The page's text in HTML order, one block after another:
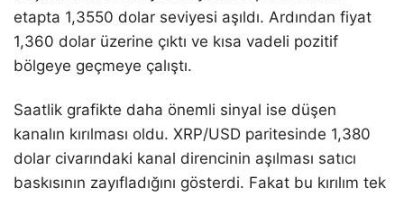
etapta 1,3550 dolar seviyesi aşıldı. Ardından fiyat
1,360 dolar üzerine çıktı ve kısa vadeli pozitif
bölgeye geçmeye çalıştı.
Saatlik grafikte daha önemli sinyal ise düşen
kanalın kırılması oldu. XRP/USD paritesinde 1,380
dolar civarındaki kanal direncinin aşılması satıcı
baskısının zayıfladığını gösterdi. Fakat bu kırılım tek